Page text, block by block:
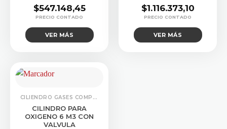
$547.148,45
VER MÁS
$1.116.373,10
VER MÁS
CILIENDRO GASES COMPRIMIDOS
CILINDRO PARA
OXIGENO 6 M3 CON
VALVULA